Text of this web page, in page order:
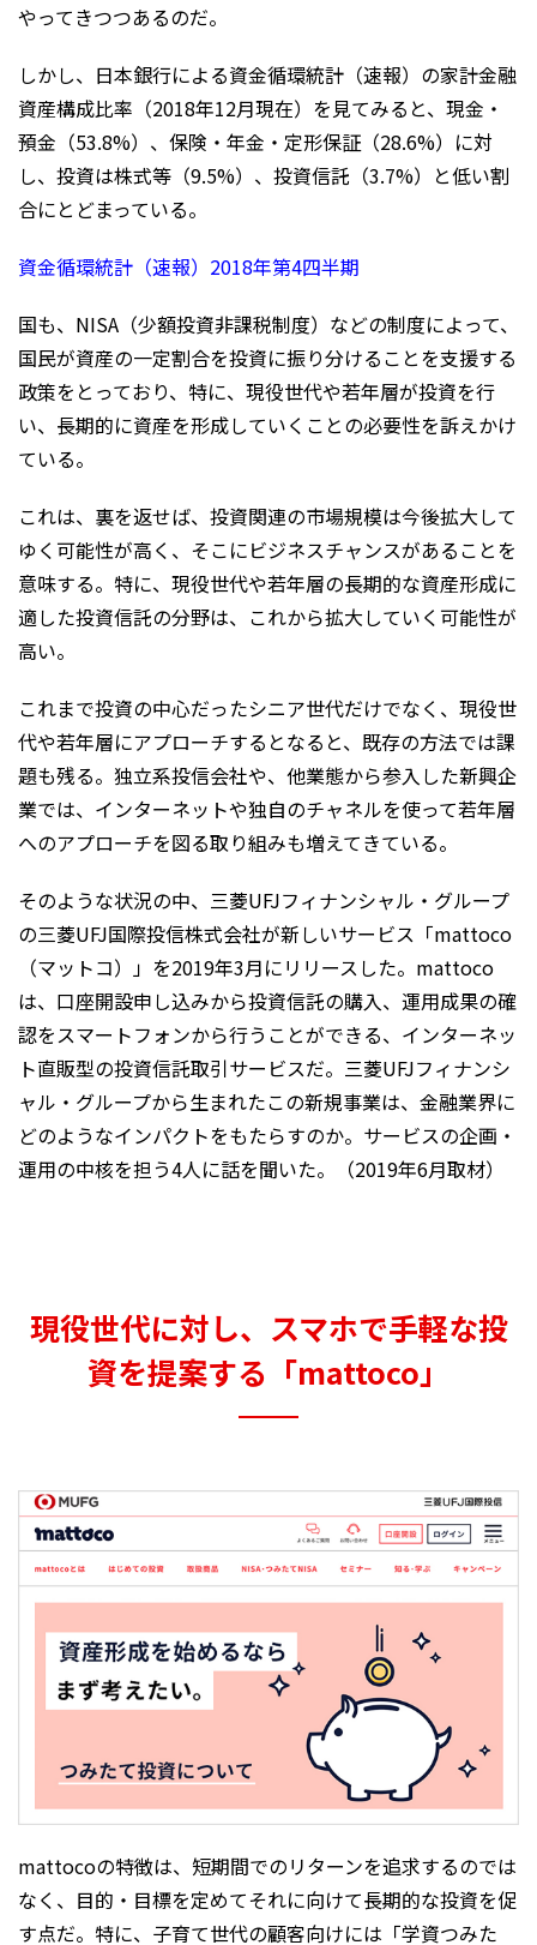
やってきつつあるのだ。
しかし、日本銀行による資金循環統計（速報）の家計金融
資産構成比率（2018年12月現在）を見てみると、現金・
預金（53.8%）、保険・年金・定形保証（28.6%）に対
し、投資は株式等（9.5%）、投資信託（3.7%）と低い割
合にとどまっている。
資金循環統計（速報）2018年第4四半期
国も、NISA（少額投資非課税制度）などの制度によって、
国民が資産の一定割合を投資に振り分けることを支援する
政策をとっており、特に、現役世代や若年層が投資を行
い、長期的に資産を形成していくことの必要性を訴えかけ
ている。
これは、裏を返せば、投資関連の市場規模は今後拡大して
ゆく可能性が高く、そこにビジネスチャンスがあることを
意味する。特に、現役世代や若年層の長期的な資産形成に
適した投資信託の分野は、これから拡大していく可能性が
高い。
これまで投資の中心だったシニア世代だけでなく、現役世
代や若年層にアプローチするとなると、既存の方法では課
題も残る。独立系投信会社や、他業態から参入した新興企
業では、インターネットや独自のチャネルを使って若年層
へのアプローチを図る取り組みも増えてきている。
そのような状況の中、三菱UFJフィナンシャル・グループ
の三菱UFJ国際投信株式会社が新しいサービス「mattoco
（マットコ）」を2019年3月にリリースした。mattoco
は、口座開設申し込みから投資信託の購入、運用成果の確
認をスマートフォンから行うことができる、インターネッ
ト直販型の投資信託取引サービスだ。三菱UFJフィナンシ
ャル・グループから生まれたこの新規事業は、金融業界に
どのようなインパクトをもたらすのか。サービスの企画・
運用の中核を担う4人に話を聞いた。（2019年6月取材）
現役世代に対し、スマホで手軽な投
資を提案する「mattoco」
mattocoの特徴は、短期間でのリターンを追求するのでは
なく、目的・目標を定めてそれに向けて長期的な投資を促
す点だ。特に、子育て世代の顧客向けには「学資つみた